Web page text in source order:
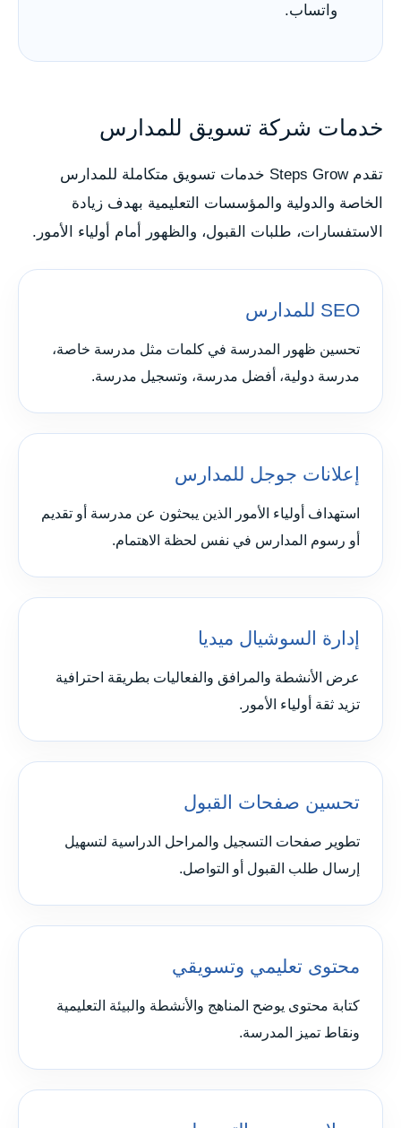
واتساب.
خدمات شركة تسويق للمدارس
تقدم Steps Grow خدمات تسويق متكاملة للمدارس
الخاصة والدولية والمؤسسات التعليمية بهدف زيادة
الاستفسارات، طلبات القبول، والظهور أمام أولياء الأمور.
SEO للمدارس
تحسين ظهور المدرسة في كلمات مثل مدرسة خاصة،
مدرسة دولية، أفضل مدرسة، وتسجيل مدرسة.
إعلانات جوجل للمدارس
استهداف أولياء الأمور الذين يبحثون عن مدرسة أو تقديم
أو رسوم المدارس في نفس لحظة الاهتمام.
إدارة السوشيال ميديا
عرض الأنشطة والمرافق والفعاليات بطريقة احترافية
تزيد ثقة أولياء الأمور.
تحسين صفحات القبول
تطوير صفحات التسجيل والمراحل الدراسية لتسهيل
إرسال طلب القبول أو التواصل.
محتوى تعليمي وتسويقي
كتابة محتوى يوضح المناهج والأنشطة والبيئة التعليمية
ونقاط تميز المدرسة.